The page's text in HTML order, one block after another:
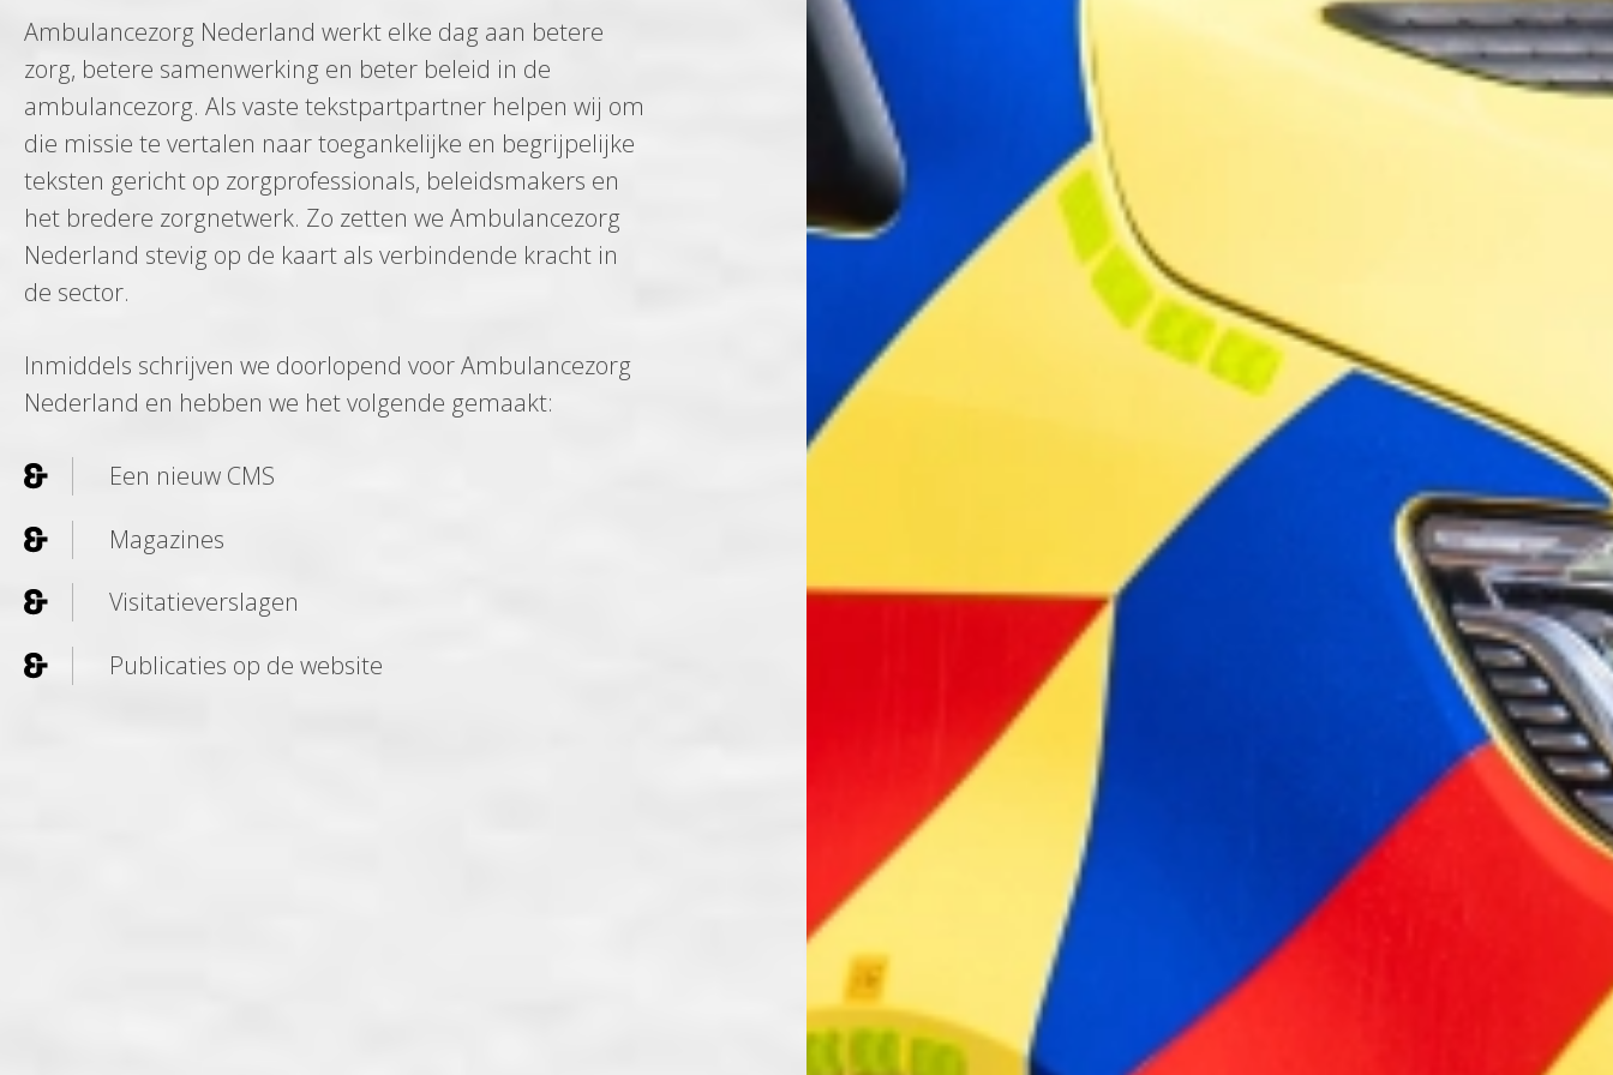
Ambulancezorg Nederland werkt elke dag aan betere
zorg, betere samenwerking en beter beleid in de
ambulancezorg. Als vaste tekstpartpartner helpen wij om
die missie te vertalen naar toegankelijke en begrijpelijke
teksten gericht op zorgprofessionals, beleidsmakers en
het bredere zorgnetwerk. Zo zetten we Ambulancezorg
Nederland stevig op de kaart als verbindende kracht in
de sector.
Inmiddels schrijven we doorlopend voor Ambulancezorg
Nederland en hebben we het volgende gemaakt:
Een nieuw CMS
Magazines
Visitatieverslagen
Publicaties op de website